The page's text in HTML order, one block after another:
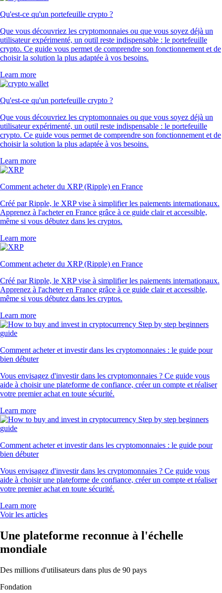
Qu'est-ce qu'un portefeuille crypto ?
Que vous découvriez les cryptomonnaies ou que vous soyez déjà un
utilisateur expérimenté, un outil reste indispensable : le portefeuille
crypto. Ce guide vous permet de comprendre son fonctionnement et de
choisir la solution la plus adaptée à vos besoins.
Learn more
Qu'est-ce qu'un portefeuille crypto ?
Que vous découvriez les cryptomonnaies ou que vous soyez déjà un
utilisateur expérimenté, un outil reste indispensable : le portefeuille
crypto. Ce guide vous permet de comprendre son fonctionnement et de
choisir la solution la plus adaptée à vos besoins.
Learn more
Comment acheter du XRP (Ripple) en France
Créé par Ripple, le XRP vise à simplifier les paiements internationaux.
Apprenez à l'acheter en France grâce à ce guide clair et accessible,
même si vous débutez dans les cryptos.
Learn more
Comment acheter du XRP (Ripple) en France
Créé par Ripple, le XRP vise à simplifier les paiements internationaux.
Apprenez à l'acheter en France grâce à ce guide clair et accessible,
même si vous débutez dans les cryptos.
Learn more
Comment acheter et investir dans les cryptomonnaies : le guide pour
bien débuter
Vous envisagez d'investir dans les cryptomonnaies ? Ce guide vous
aide à choisir une plateforme de confiance, créer un compte et réaliser
votre premier achat en toute sécurité.
Learn more
Comment acheter et investir dans les cryptomonnaies : le guide pour
bien débuter
Vous envisagez d'investir dans les cryptomonnaies ? Ce guide vous
aide à choisir une plateforme de confiance, créer un compte et réaliser
votre premier achat en toute sécurité.
Learn more
Voir les articles
Une plateforme reconnue à l'échelle
mondiale
Des millions d'utilisateurs dans plus de 90 pays
Fondation